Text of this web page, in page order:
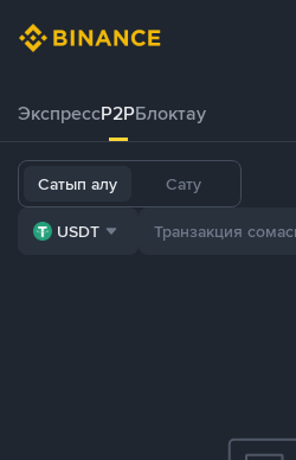
ЭкспрессP2PБлоктау
Сатып алу Сату
USDT